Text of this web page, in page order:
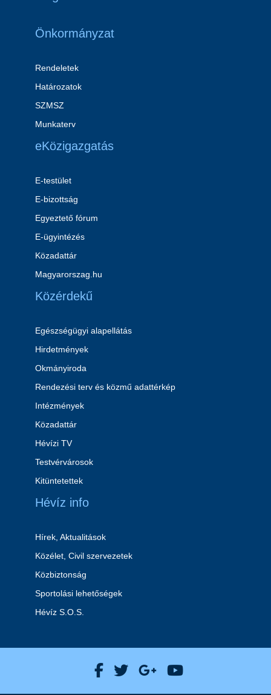
Önkormányzat
Rendeletek
Határozatok
SZMSZ
Munkaterv
eKözigazgatás
E-testület
E-bizottság
Egyeztető fórum
E-ügyintézés
Közadattár
Magyarorszag.hu
Közérdekű
Egészségügyi alapellátás
Hirdetmények
Okmányiroda
Rendezési terv és közmű adattérkép
Intézmények
Közadattár
Hévízi TV
Testvérvárosok
Kitüntetettek
Hévíz info
Hírek, Aktualitások
Közélet, Civil szervezetek
Közbiztonság
Sportolási lehetőségek
Hévíz S.O.S.
Hévíz Város Facebook
Hévíz Város X
Hévíz Város
Hévíz Város